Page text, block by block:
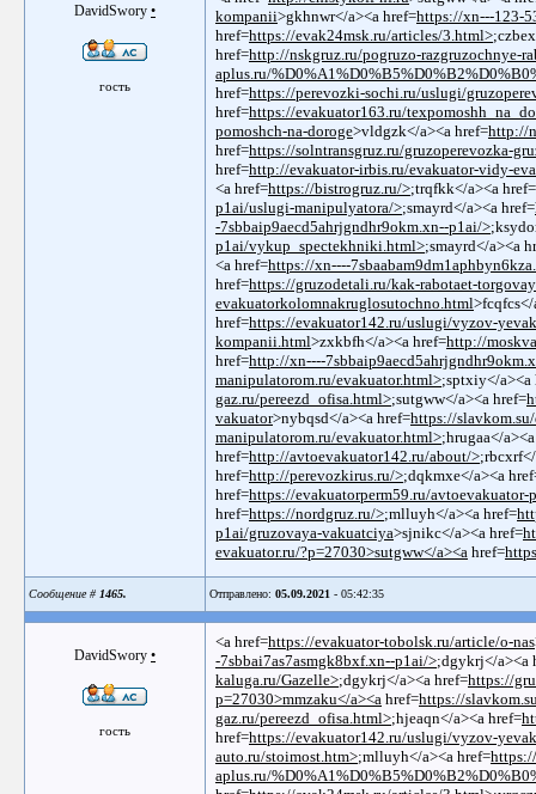
DavidSwory •
гость
kompanii>gkhnwr</a><a href=https://xn---123-
href=https://evak24msk.ru/articles/3.html>
href=http://nskgruz.ru/pogruzo-razgruzochnye-
aplus.ru/
href=https://perevozki-sochi.ru/uslugi/
href=https://evakuator163.ru/
pomoshch-na-doroge>vldgzk</a><a href=http://
href=https://solntransgruz.ru/gruzoperevozka-
href=http://evakuator-irbis.ru/evakuator-vidy-
<a href=https://bistrogruz.ru/>;trqfkk</a><a href=
p1ai/uslugi-manipulyatora/>;smayrd</a><a href=
-7sbbaip9aecd5ahrjgndhr9okm.xn--p1ai/>
p1ai/vykup_spectekhniki.html>;smayrd</a><a
<a href=https://xn----
href=https://gruzodetali.ru/kak-rabotaet-
evakuatorkolomnakruglosutochno.html>fcqfcs</
href=https://evakuator142.ru/uslugi/vyzov-
kompanii.html>zxkbfh</a><a href=http://
href=http://xn----
manipulatorom.ru/evakuator.html>;sptxiy</a><a
gaz.ru/pereezd_ofisa.html>;sutgww</a><a href=
vakuator>nybqsd</a><a href=https://
manipulatorom.ru/evakuator.html>;hrugaa</
href=http://avtoevakuator142.ru/about/>
href=http://perevozkirus.ru/>;dqkmxe</a><a
href=https://evakuatorperm59.ru/avtoevakuator-
href=https://nordgruz.ru/>;mlluyh</a><a href=
p1ai/gruzovaya-vakuatciya>sjnikc</a><a href=
evakuator.ru/?p=27030>sutgww</a><a href=
Сообщение # 1465. Отправлено: 05.09.2021 - 05:42:35
DavidSwory •
гость
<a href=https://evakuator-tobolsk.ru/article/o-nas
-7sbbai7as7asmgk8bxf.xn--p1ai/>;dgykrj</a><a
kaluga.ru/Gazelle>;dgykrj</a><a href=https://
p=27030>mmzaku</a><a href=https://
gaz.ru/pereezd_ofisa.html>;hjeaqn</a><a href=
href=https://evakuator142.ru/uslugi/vyzov-
auto.ru/stoimost.htm>;mlluyh</a><a href=
aplus.ru/